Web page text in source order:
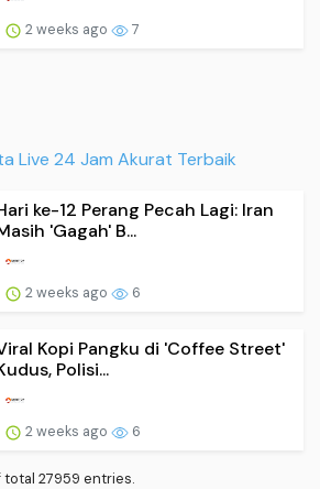
2 weeks ago 7
Live 24 Jam Akurat Terbaik
ke-12 Perang Pecah Lagi: Iran
'Gagah' B...
2 weeks ago 6
Kopi Pangku di 'Coffee Street'
Polisi...
2 weeks ago 6
27959 entries.